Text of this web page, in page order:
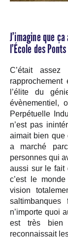
J’imagine que
l’École des
C’était
rapprochement
l’élite du
évènementiel,
Perpétuelle
n’est pas
aimait bien que
a marché
personnes qui
aussi sur le fait
c’est le
vision
n’importe quoi
est très bien
reconnaissait